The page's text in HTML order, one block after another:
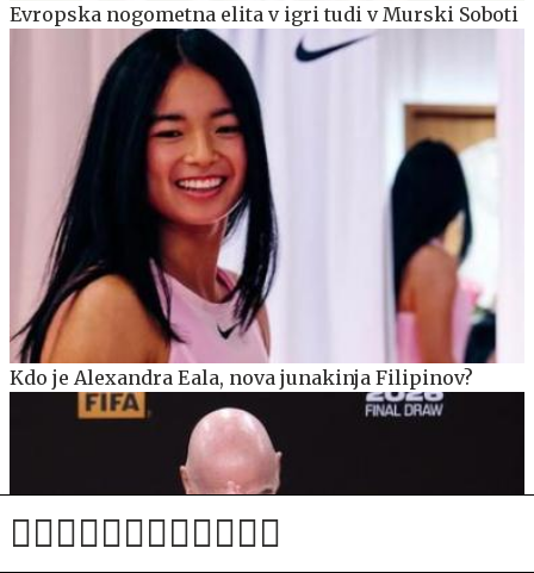
Evropska nogometna elita v igri tudi v Murski Soboti
Kdo je Alexandra Eala, nova junakinja Filipinov?